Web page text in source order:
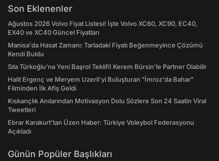
Son Eklenenler
Ağustos 2026 Volvo Fiyat Listesi! İşte Volvo XC60, XC90, EC40,
EX40 ve XC40 Güncel Fiyatları
Manisa'da Hasat Zamanı: Tarladaki Fiyatı Beğenmeyince Çözümü
Kendi Buldu
Sıla Türkoğlu'na Yeni Başrol Teklifi! Kerem Bürsin'le Partner Olabilir
Halit Ergenç ve Meryem Uzerli'yi Buluşturan "İmroz'da Bahar"
Filminden İlk Afiş Geldi
Kıskançlık Anılarından Motivasyon Dolu Sözlere Son 24 Saatin Viral
Tweetleri
Ebrar Karakurt'tan Üzen Haber: Türkiye Voleybol Federasyonu
Açıkladı
Günün Popüler Başlıkları